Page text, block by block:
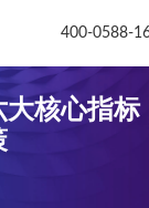
400-0588-
大核心指标